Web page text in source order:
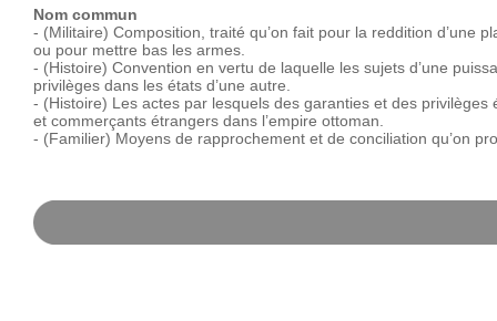
Nom commun
- (Militaire) Composition, traité qu’on fait pour la reddition d’une
ou pour mettre bas les armes.
- (Histoire) Convention en vertu de laquelle les sujets d’une
privilèges dans les états d’une autre.
- (Histoire) Les actes par lesquels des garanties et des privilèges
et commerçants étrangers dans l’empire ottoman.
- (Familier) Moyens de rapprochement et de conciliation qu’on